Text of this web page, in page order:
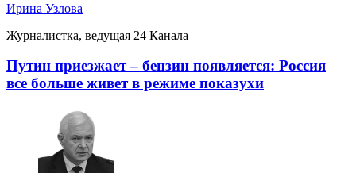
Ирина Узлова
Журналистка, ведущая 24 Канала
Путин приезжает – бензин появляется: Россия
все больше живет в режиме показухи